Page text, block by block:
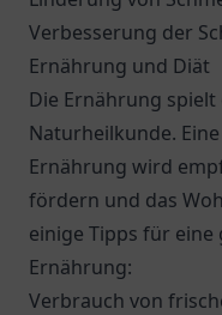
Verbesserung der
Ernährung und Diät
Die Ernährung
Naturheilkunde.
Ernährung wird
fördern und das
einige Tipps für
Ernährung:
Verbrauch von